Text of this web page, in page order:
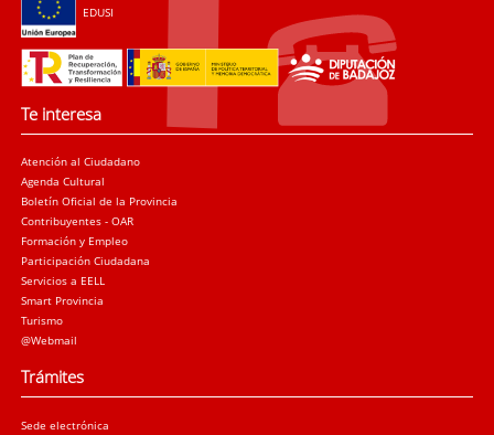
EDUSI
Te interesa
Atención al Ciudadano
Agenda Cultural
Boletín Oficial de la Provincia
Contribuyentes - OAR
Formación y Empleo
Participación Ciudadana
Servicios a EELL
Smart Provincia
Turismo
@Webmail
Trámites
Sede electrónica